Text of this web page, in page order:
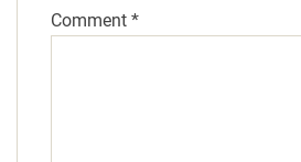
Comment *